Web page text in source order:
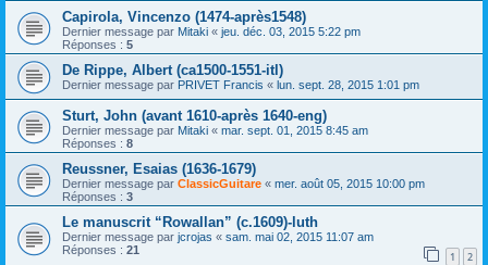
Capirola, Vincenzo (1474-après1548)
Dernier message par Mitaki « jeu. déc. 03, 2015 5:22 pm
Réponses : 5
De Rippe, Albert (ca1500-1551-itl)
Dernier message par PRIVET Francis « lun. sept. 28, 2015 1:01 pm
Sturt, John (avant 1610-après 1640-eng)
Dernier message par Mitaki « mar. sept. 01, 2015 8:45 am
Réponses : 8
Reussner, Esaias (1636-1679)
Dernier message par ClassicGuitare « mer. août 05, 2015 10:00 pm
Réponses : 3
Le manuscrit “Rowallan” (c.1609)-luth
Dernier message par jcrojas « sam. mai 02, 2015 11:07 am
Réponses : 21 1 2